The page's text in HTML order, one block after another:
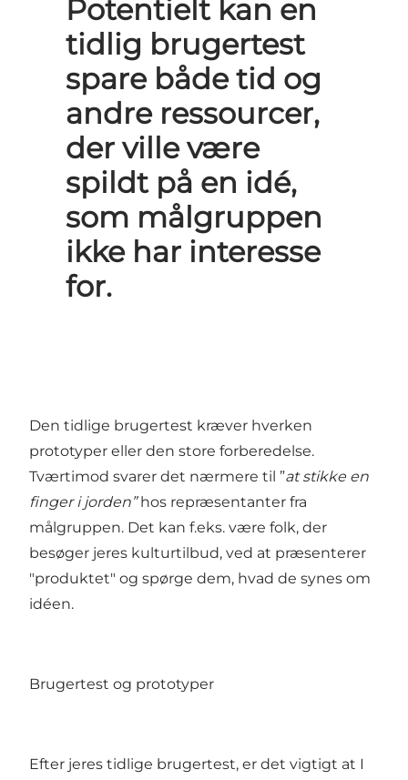
Potentielt kan en
tidlig brugertest
spare både tid og
andre ressourcer,
der ville være
spildt på en idé,
som målgruppen
ikke har interesse
for.
Den tidlige brugertest kræver hverken
prototyper eller den store forberedelse.
Tværtimod svarer det nærmere til ”at stikke en
finger i jorden” hos repræsentanter fra
målgruppen. Det kan f.eks. være folk, der
besøger jeres kulturtilbud, ved at præsenterer
"produktet" og spørge dem, hvad de synes om
idéen.
Brugertest og prototyper
Efter jeres tidlige brugertest, er det vigtigt at I